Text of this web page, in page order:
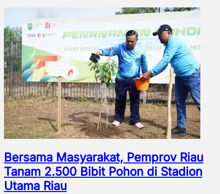
Bersama Masyarakat, Pemprov Riau
Tanam 2.500 Bibit Pohon di Stadion
Utama Riau